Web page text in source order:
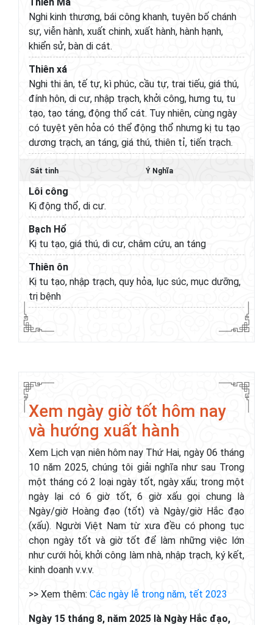
Nghi kinh thương, bái công khanh, tuyên bố chánh
sự, viễn hành, xuất chinh, xuất hành, hành hạnh,
khiển sử, bàn di cát.
Thiên xá
Nghi thi ân, tế tự, kì phúc, cầu tự, trai tiếu, giá thú,
đính hôn, di cư, nhập trạch, khởi công, hưng tu, tu
tạo, tạo táng, động thổ cát. Tuy nhiên, cùng ngày
có tuyệt yên hỏa có thể động thổ nhưng kị tu tạo
dương trạch, an táng, giá thú, thiên tỉ, tiến trạch.
Sát tinh Ý Nghĩa
Lôi công
Kị động thổ, di cư.
Bạch Hổ
Kị tu tạo, giá thú, di cư, châm cứu, an táng
Thiên ôn
Kị tu tạo, nhập trạch, quy hỏa, lục súc, mục dưỡng,
trị bệnh
Xem ngày giờ tốt hôm nay
và hướng xuất hành
Xem Lịch vạn niên hôm nay Thứ Hai, ngày 06 tháng
10 năm 2025, chúng tôi giải nghĩa như sau Trong
một tháng có 2 loại ngày tốt, ngày xấu; trong một
ngày lại có 6 giờ tốt, 6 giờ xấu gọi chung là
Ngày/giờ Hoàng đạo (tốt) và Ngày/giờ Hắc đạo
(xấu). Người Việt Nam từ xưa đều có phong tục
chọn ngày tốt và giờ tốt để làm những việc lớn
như cưới hỏi, khởi công làm nhà, nhập trạch, ký kết,
kinh doanh v.v.v.
>> Xem thêm: Các ngày lễ trong năm, tết 2023
Ngày 15 tháng 8, năm 2025 là Ngày Hắc đạo,